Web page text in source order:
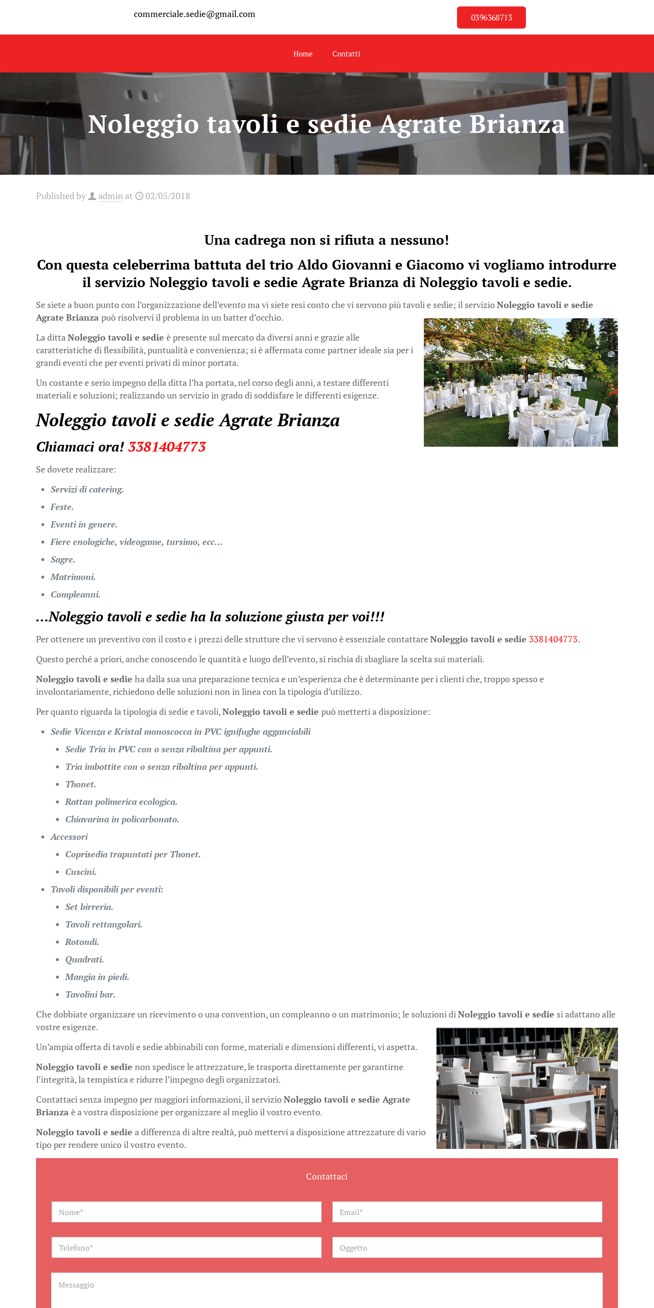
commerciale.sedie@gmail.com 0396368713
Home Contatti
Noleggio tavoli e sedie Agrate Brianza
Published by admin at 02/05/2018
Una cadrega non si rifiuta a nessuno!
Con questa celeberrima battuta del trio Aldo Giovanni e Giacomo vi vogliamo introdurre
il servizio Noleggio tavoli e sedie Agrate Brianza di Noleggio tavoli e sedie.
Se siete a buon punto con l’organizzazione dell’evento ma vi siete resi conto che vi servono più tavoli e sedie; il servizioNoleggio tavoli e sedie
Agrate Brianzapuò risolvervi il problema in un batter d’occhio.
La dittaNoleggio tavoli e sedieè presente sul mercato da diversi anni e grazie alle
caratteristiche di flessibilità, puntualità e convenienza; si è affermata come partner ideale sia per i
grandi eventi che per eventi privati di minor portata.
Un costante e serio impegno della ditta l’ha portata, nel corso degli anni, a testare differenti
materiali e soluzioni; realizzando un servizio in grado di soddisfare le differenti esigenze.
Noleggio tavoli e sedie Agrate Brianza
Chiamaci ora!3381404773
Se dovete realizzare:
Servizi di catering.
Feste.
Eventi in genere.
Fiere enologiche, videogame, tursimo, ecc…
Sagre.
Matrimoni.
Compleanni.
…Noleggio tavoli e sedieha la soluzione giusta per voi!!!
Per ottenere un preventivo con il costo e i prezzi delle strutture che vi servono è essenziale contattareNoleggio tavoli e sedie 3381404773.
Questo perché a priori, anche conoscendo le quantità e luogo dell’evento, si rischia di sbagliare la scelta sui materiali.
Noleggio tavoli e sedieha dalla sua una preparazione tecnica e un’esperienza che è determinante per i clienti che, troppo spesso e
involontariamente, richiedono delle soluzioni non in linea con la tipologia d’utilizzo.
Per quanto riguarda la tipologia di sedie e tavoli,Noleggio tavoli e sediepuò metterti a disposizione:
Sedie Vicenza e Kristal monoscocca in PVC ignifughe agganciabili
Sedie Tria in PVC con o senza ribaltina per appunti.
Tria imbottite con o senza ribaltina per appunti.
Thonet.
Rattan polimerica ecologica.
Chiavarina in policarbonato.
Accessori
Coprisedia trapuntati per Thonet.
Cuscini.
Tavoli disponibili per eventi:
Set birreria.
Tavoli rettangolari.
Rotondi.
Quadrati.
Mangia in piedi.
Tavolini bar.
Che dobbiate organizzare un ricevimento o una convention, un compleanno o un matrimonio; le soluzioni diNoleggio tavoli e sedie si adattano alle
vostre esigenze.
Un’ampia offerta di tavoli e sedie abbinabili con forme, materiali e dimensioni differenti, vi aspetta.
Noleggio tavoli e sedienon spedisce le attrezzature, le trasporta direttamente per garantirne
l’integrità, la tempistica e ridurre l’impegno degli organizzatori.
Contattaci senza impegno per maggiori informazioni, il servizioNoleggio tavoli e sedie Agrate
Brianzaè a vostra disposizione per organizzare al meglio il vostro evento.
Noleggio tavoli e sediea differenza di altre realtà, può mettervi a disposizione attrezzature di vario
tipo per rendere unico il vostro evento.
Contattaci
N
m
*
E
a
l
T
l
f
O
g
t
M